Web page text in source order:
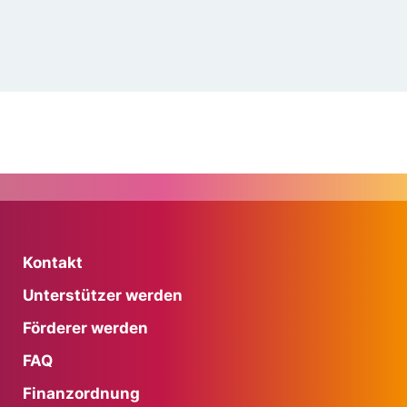
Kontakt
Unterstützer werden
Förderer werden
FAQ
Finanzordnung